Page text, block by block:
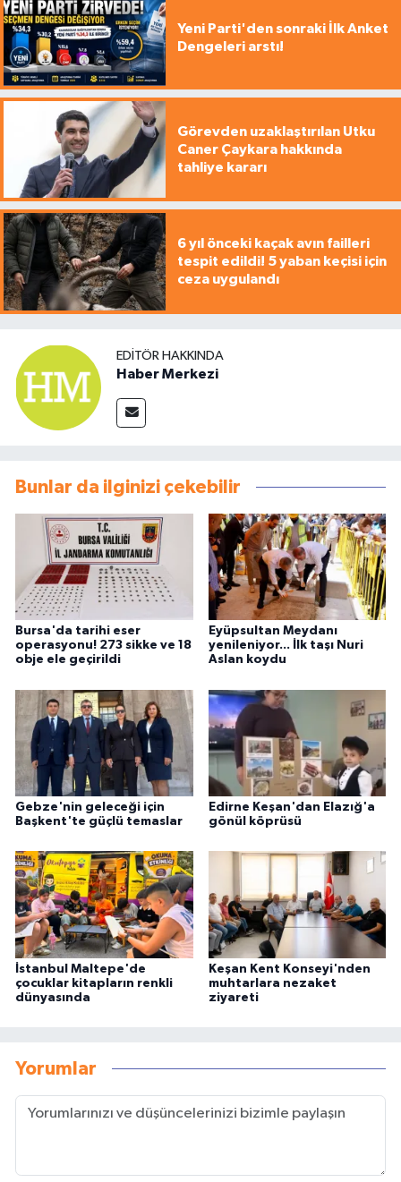
Yeni Parti'den sonraki İlk Anket
Dengeleri arstı!
Görevden uzaklaştırılan Utku
Caner Çaykara hakkında
tahliye kararı
6 yıl önceki kaçak avın failleri
tespit edildi! 5 yaban keçisi için
ceza uygulandı
EDITÖR HAKKINDA
Haber Merkezi
Bunlar da ilginizi çekebilir
Bursa'da tarihi eser
operasyonu! 273 sikke ve 18
obje ele geçirildi
Eyüpsultan Meydanı
yenileniyor... İlk taşı Nuri
Aslan koydu
Gebze'nin geleceği için
Başkent'te güçlü temaslar
Edirne Keşan'dan Elazığ'a
gönül köprüsü
İstanbul Maltepe'de
çocuklar kitapların renkli
dünyasında
Keşan Kent Konseyi'nden
muhtarlara nezaket
ziyareti
Yorumlar